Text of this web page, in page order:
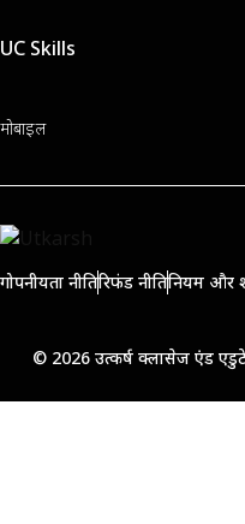
UC Skills
मोबाइल
गोपनीयता नीतिरिफंड नीतिनियम और
© 2026 उत्कर्ष क्लासेज एंड